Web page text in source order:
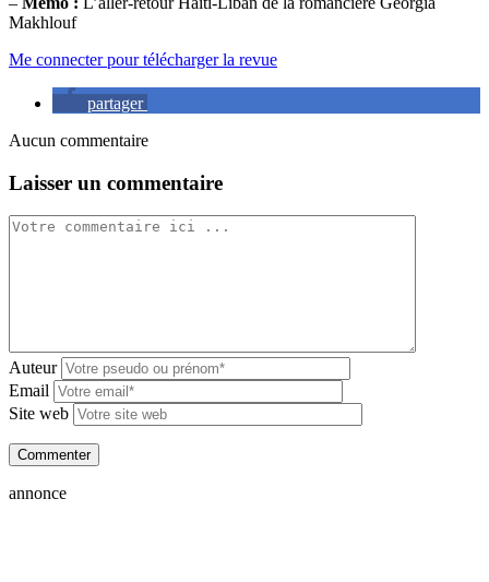
Makhlouf
Me connecter pour télécharger la revue
partager
Aucun commentaire
Laisser un commentaire
Auteur
Email
Site web
annonce